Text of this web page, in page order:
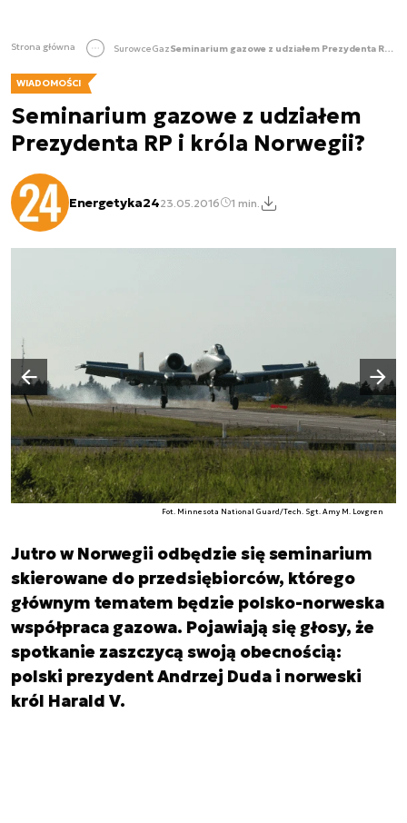
Strona główna SurowceGaz Seminarium gazowe z udziałem Prezydenta RP i króla Norwegii?
WIADOMOŚCI
Seminarium gazowe z udziałem
Prezydenta RP i króla Norwegii?
Energetyka2423.05.2016 1 min.
Fot. Minnesota National Guard/Tech. Sgt. Amy M. Lovgren
Poprzedni slajd
Następny slajd
Jutro w Norwegii odbędzie się seminarium
skierowane do przedsiębiorców, którego
głównym tematem będzie polsko-norweska
współpraca gazowa. Pojawiają się głosy, że
spotkanie zaszczycą swoją obecnością:
polski prezydent Andrzej Duda i norweski
król Harald V.